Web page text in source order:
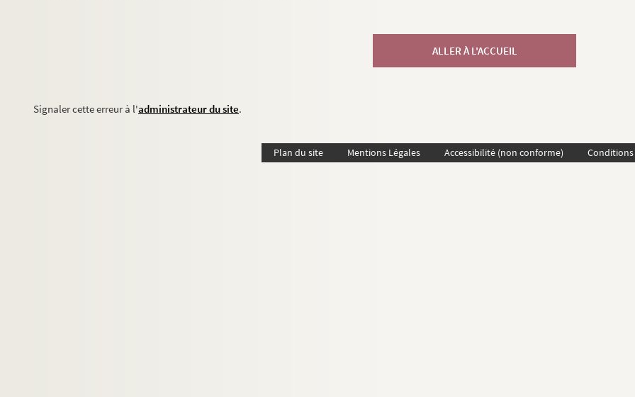
ALLER À L'ACCUEIL
Signaler cette erreur à l'administrateur du site.
Plan du site Mentions Légales Accessibilité (non conforme)